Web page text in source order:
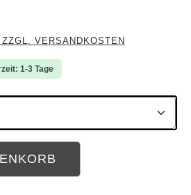
VERSANDKOSTEN
1-3 Tage
den gewünschten Wert ein